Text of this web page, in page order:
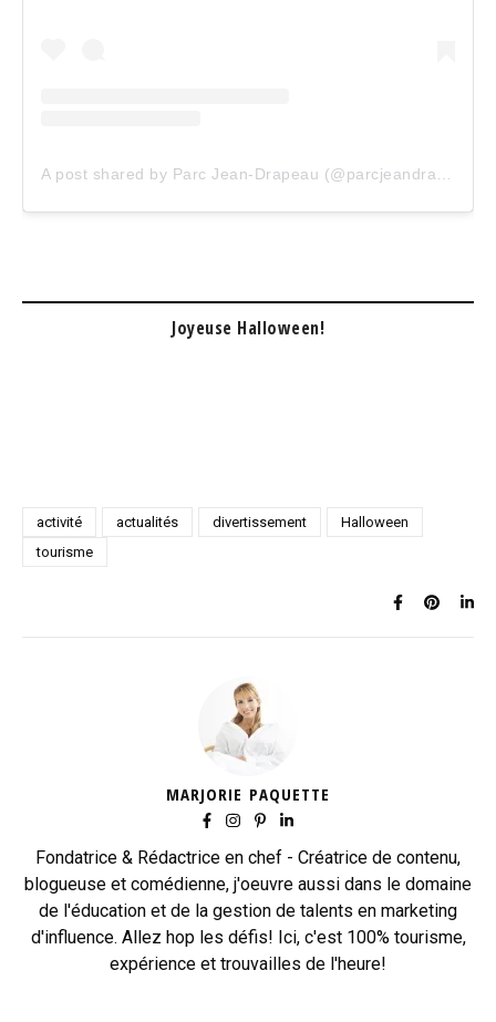
Joyeuse Halloween!
activité actualités divertissement
Halloween
tourisme
MARJORIE PAQUETTE
Fondatrice & Rédactrice en chef - Créatrice de contenu,
blogueuse et comédienne, j'oeuvre aussi dans le domaine
de l'éducation et de la gestion de talents en marketing
d'influence. Allez hop les défis! Ici, c'est 100% tourisme,
expérience et trouvailles de l'heure!